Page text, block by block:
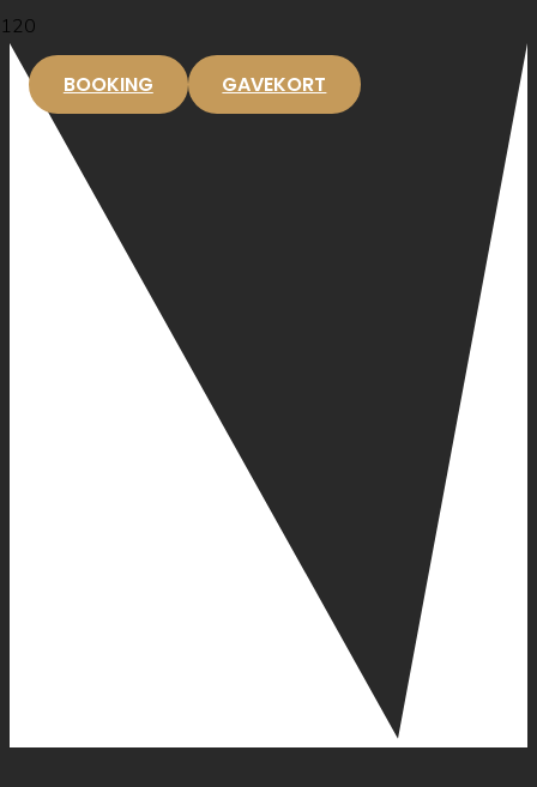
BOOKING GAVEKORT